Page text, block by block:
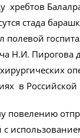
хребтов
стада
Н.И. Пирогова
в